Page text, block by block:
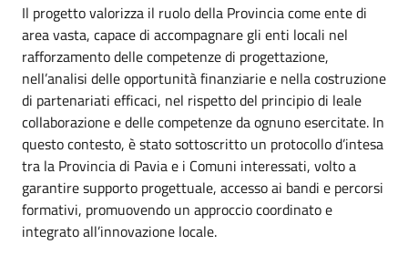
Il progetto valorizza il ruolo della Provincia come ente di
area vasta, capace di accompagnare gli enti locali nel
rafforzamento delle competenze di progettazione,
nell’analisi delle opportunità finanziarie e nella costruzione
di partenariati efficaci, nel rispetto del principio di leale
collaborazione e delle competenze da ognuno esercitate. In
questo contesto, è stato sottoscritto un protocollo d’intesa
tra la Provincia di Pavia e i Comuni interessati, volto a
garantire supporto progettuale, accesso ai bandi e percorsi
formativi, promuovendo un approccio coordinato e
integrato all’innovazione locale.